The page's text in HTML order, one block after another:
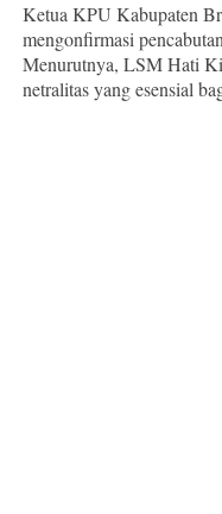
Ketua KPU Kabupaten
mengonfirmasi
Menurutnya, LSM Hati
netralitas yang esensial